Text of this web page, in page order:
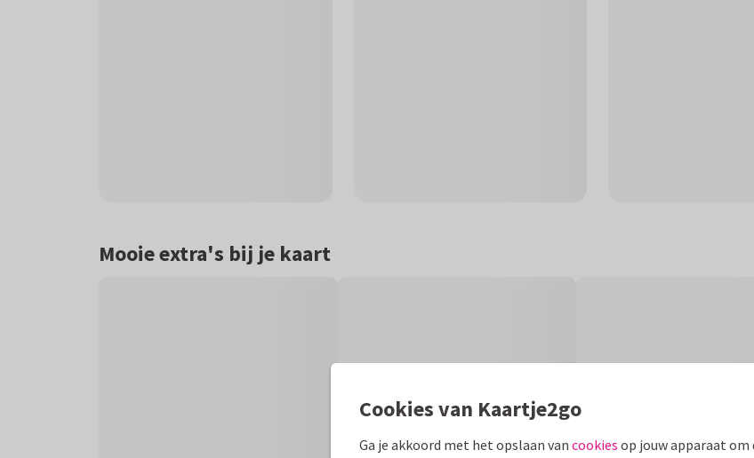
Mooie extra's bij je kaart
Cookies van Kaartje2go
Ga je akkoord met het opslaan van cookies op jouw apparaat om